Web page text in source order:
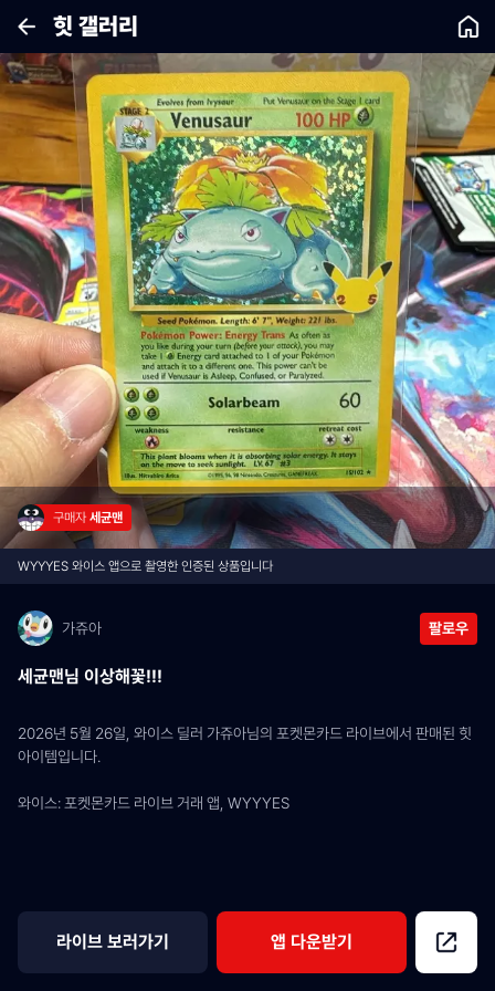
힛 갤러리
구매자 세균맨
WYYYES 와이스 앱으로 촬영한 인증된 상품입니다
가쥬아 팔로우
세균맨님 이상해꽃!!!
2026년 5월 26일, 와이스 딜러 가쥬아님의 포켓몬카드 라이브에서 판매된 힛
아이템입니다.
와이스: 포켓몬카드 라이브 거래 앱, WYYYES
라이브 보러가기 앱 다운받기